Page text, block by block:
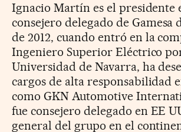
Ignacio Martín es el presidente
consejero delegado de Gamesa
de 2012, cuando entró en la
Ingeniero Superior Eléctrico
Universidad de Navarra, ha
cargos de alta responsabilidad
como GKN Automotive
fue consejero delegado en EE
general del grupo en el